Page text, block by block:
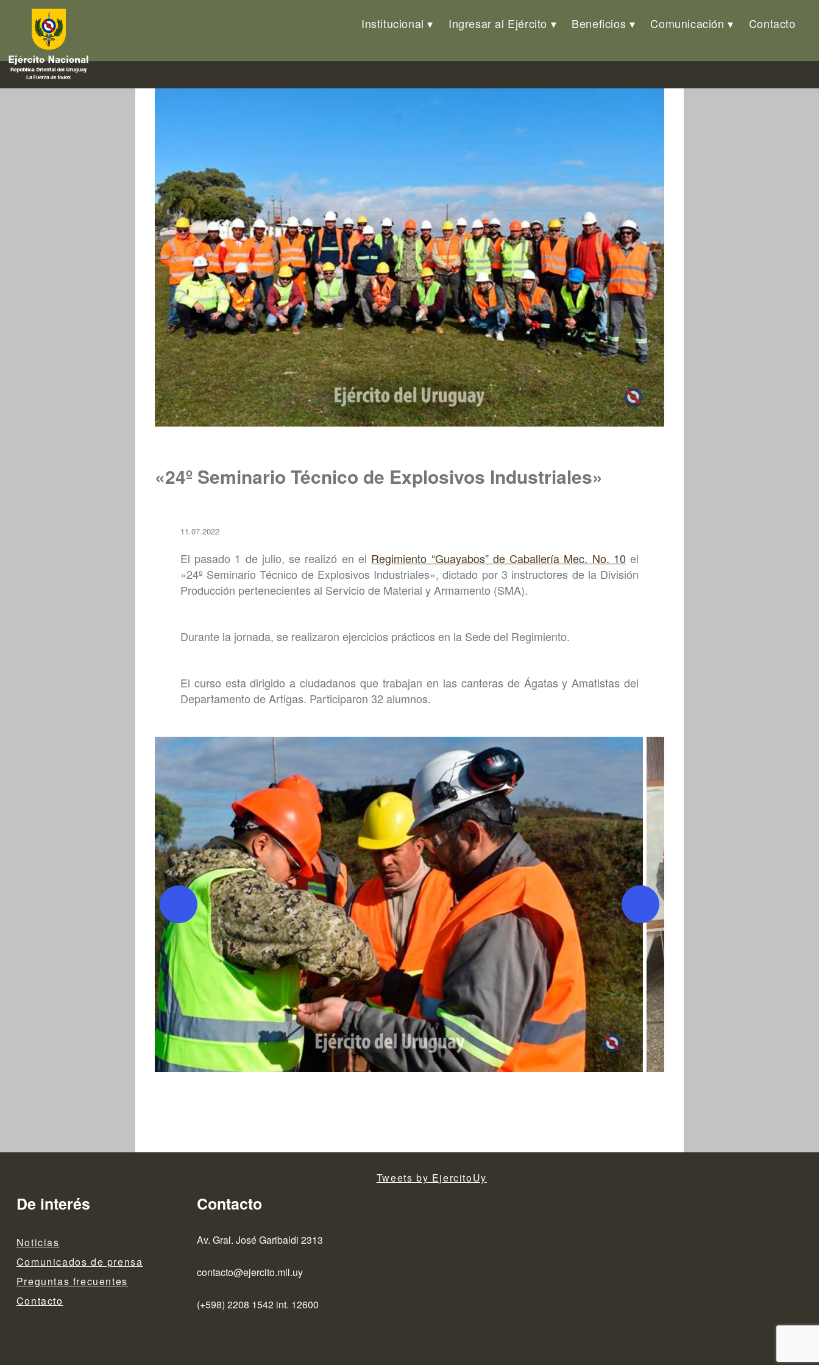
Institucional Ingresar al Ejército Beneficios Comunicación Contacto
«24º Seminario Técnico de Explosivos Industriales»
11.07.2022
El pasado 1 de julio, se realizó en el Regimiento “Guayabos” de Caballería Mec. No. 10 el
«24º Seminario Técnico de Explosivos Industriales», dictado por 3 instructores de la División
Producción pertenecientes al Servicio de Material y Armamento (SMA).
Durante la jornada, se realizaron ejercicios prácticos en la Sede del Regimiento.
El curso esta dirigido a ciudadanos que trabajan en las canteras de Ágatas y Amatistas del
Departamento de Artigas. Participaron 32 alumnos.
De interés
Noticias
Comunicados de prensa
Preguntas frecuentes
Contacto
Contacto
Av. Gral. José Garibaldi 2313
contacto@ejercito.mil.uy
(+598) 2208 1542 int. 12600
Tweets by EjercitoUy